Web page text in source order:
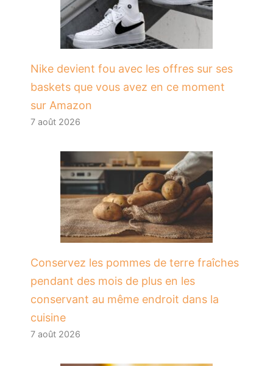
Nike devient fou avec les offres sur ses
baskets que vous avez en ce moment
sur Amazon
7 août 2026
Conservez les pommes de terre fraîches
pendant des mois de plus en les
conservant au même endroit dans la
cuisine
7 août 2026